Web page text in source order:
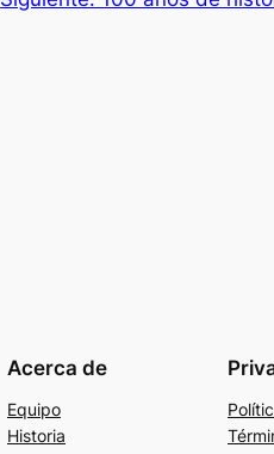
Acerca de
Equipo
Historia